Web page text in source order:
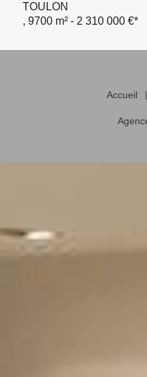
TOULON
, 9700 m² - 2 310 000 €*
Accueil